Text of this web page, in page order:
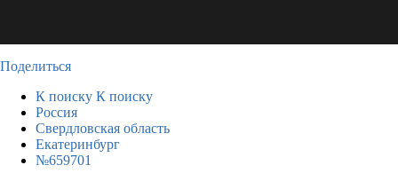
Поделиться
К поиску К поиску
Россия
Свердловская область
Екатеринбург
№659701